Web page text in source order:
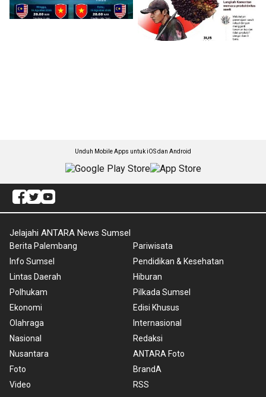
Unduh Mobile Apps untuk iOS dan Android
Jelajahi ANTARA News Sumsel
Berita Palembang
Info Sumsel
Lintas Daerah
Polhukam
Ekonomi
Olahraga
Nasional
Nusantara
Foto
Video
Pariwisata
Pendidikan & Kesehatan
Hiburan
Pilkada Sumsel
Edisi Khusus
Internasional
Redaksi
ANTARA Foto
BrandA
RSS